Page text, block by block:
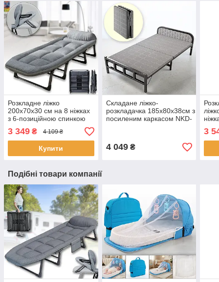
Розкладне ліжко
200x70x30 см на 8 ніжках
з 6-позиційною спинкою
3 349 ₴ 4 109 ₴
Купити
Складане ліжко-
розкладачка 185х80х38см з
посиленим каркасом NKD-
4 049₴
3
Подібні товари компанії